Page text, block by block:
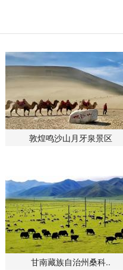
敦煌鸣沙山月牙泉景区
甘南藏族自治州桑科..